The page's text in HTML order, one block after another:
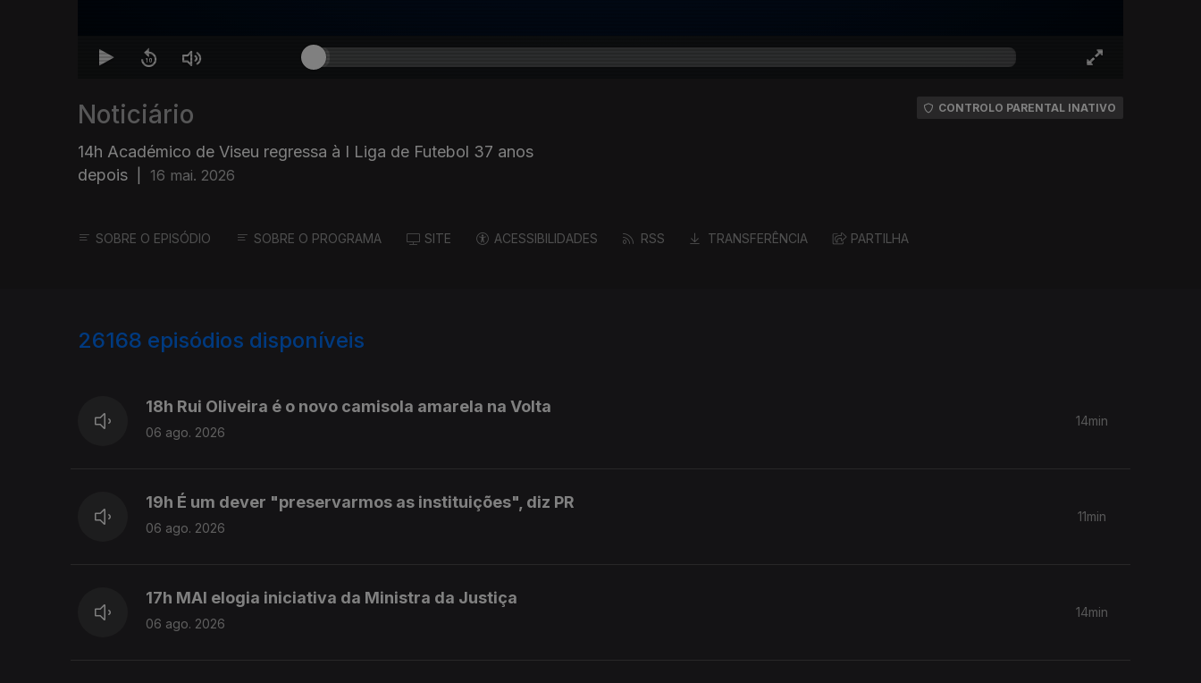
Noticiário
14h Académico de Viseu regressa à I Liga de Futebol 37 anos
depois
16 mai. 2026
CONTROLO PARENTAL INATIVO
SOBRE O EPISÓDIO SOBRE O PROGRAMA SITE ACESSIBILIDADES RSS TRANSFERÊNCIA PARTILHA
26168 episódios disponíveis
18h Rui Oliveira é o novo camisola amarela na Volta
06 ago. 2026
14min
19h É um dever "preservarmos as instituições", diz PR
06 ago. 2026
11min
17h MAI elogia iniciativa da Ministra da Justiça
06 ago. 2026
14min